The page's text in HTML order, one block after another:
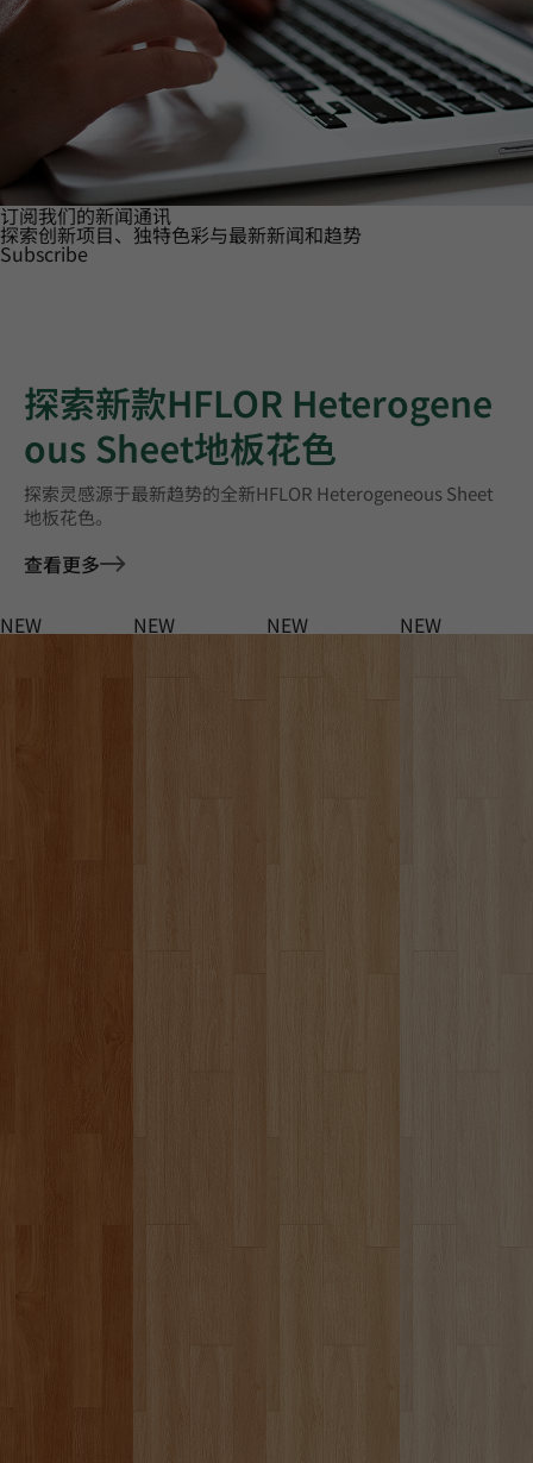
订阅我们的新闻通讯
探索创新项目、独特色彩与最新新闻和趋势
Subscribe
探索新款HFLOR Heterogene
ous Sheet地板花色
探索灵感源于最新趋势的全新HFLOR Heterogeneous Sheet
地板花色。
查看更多
NEW NEW NEW NEW